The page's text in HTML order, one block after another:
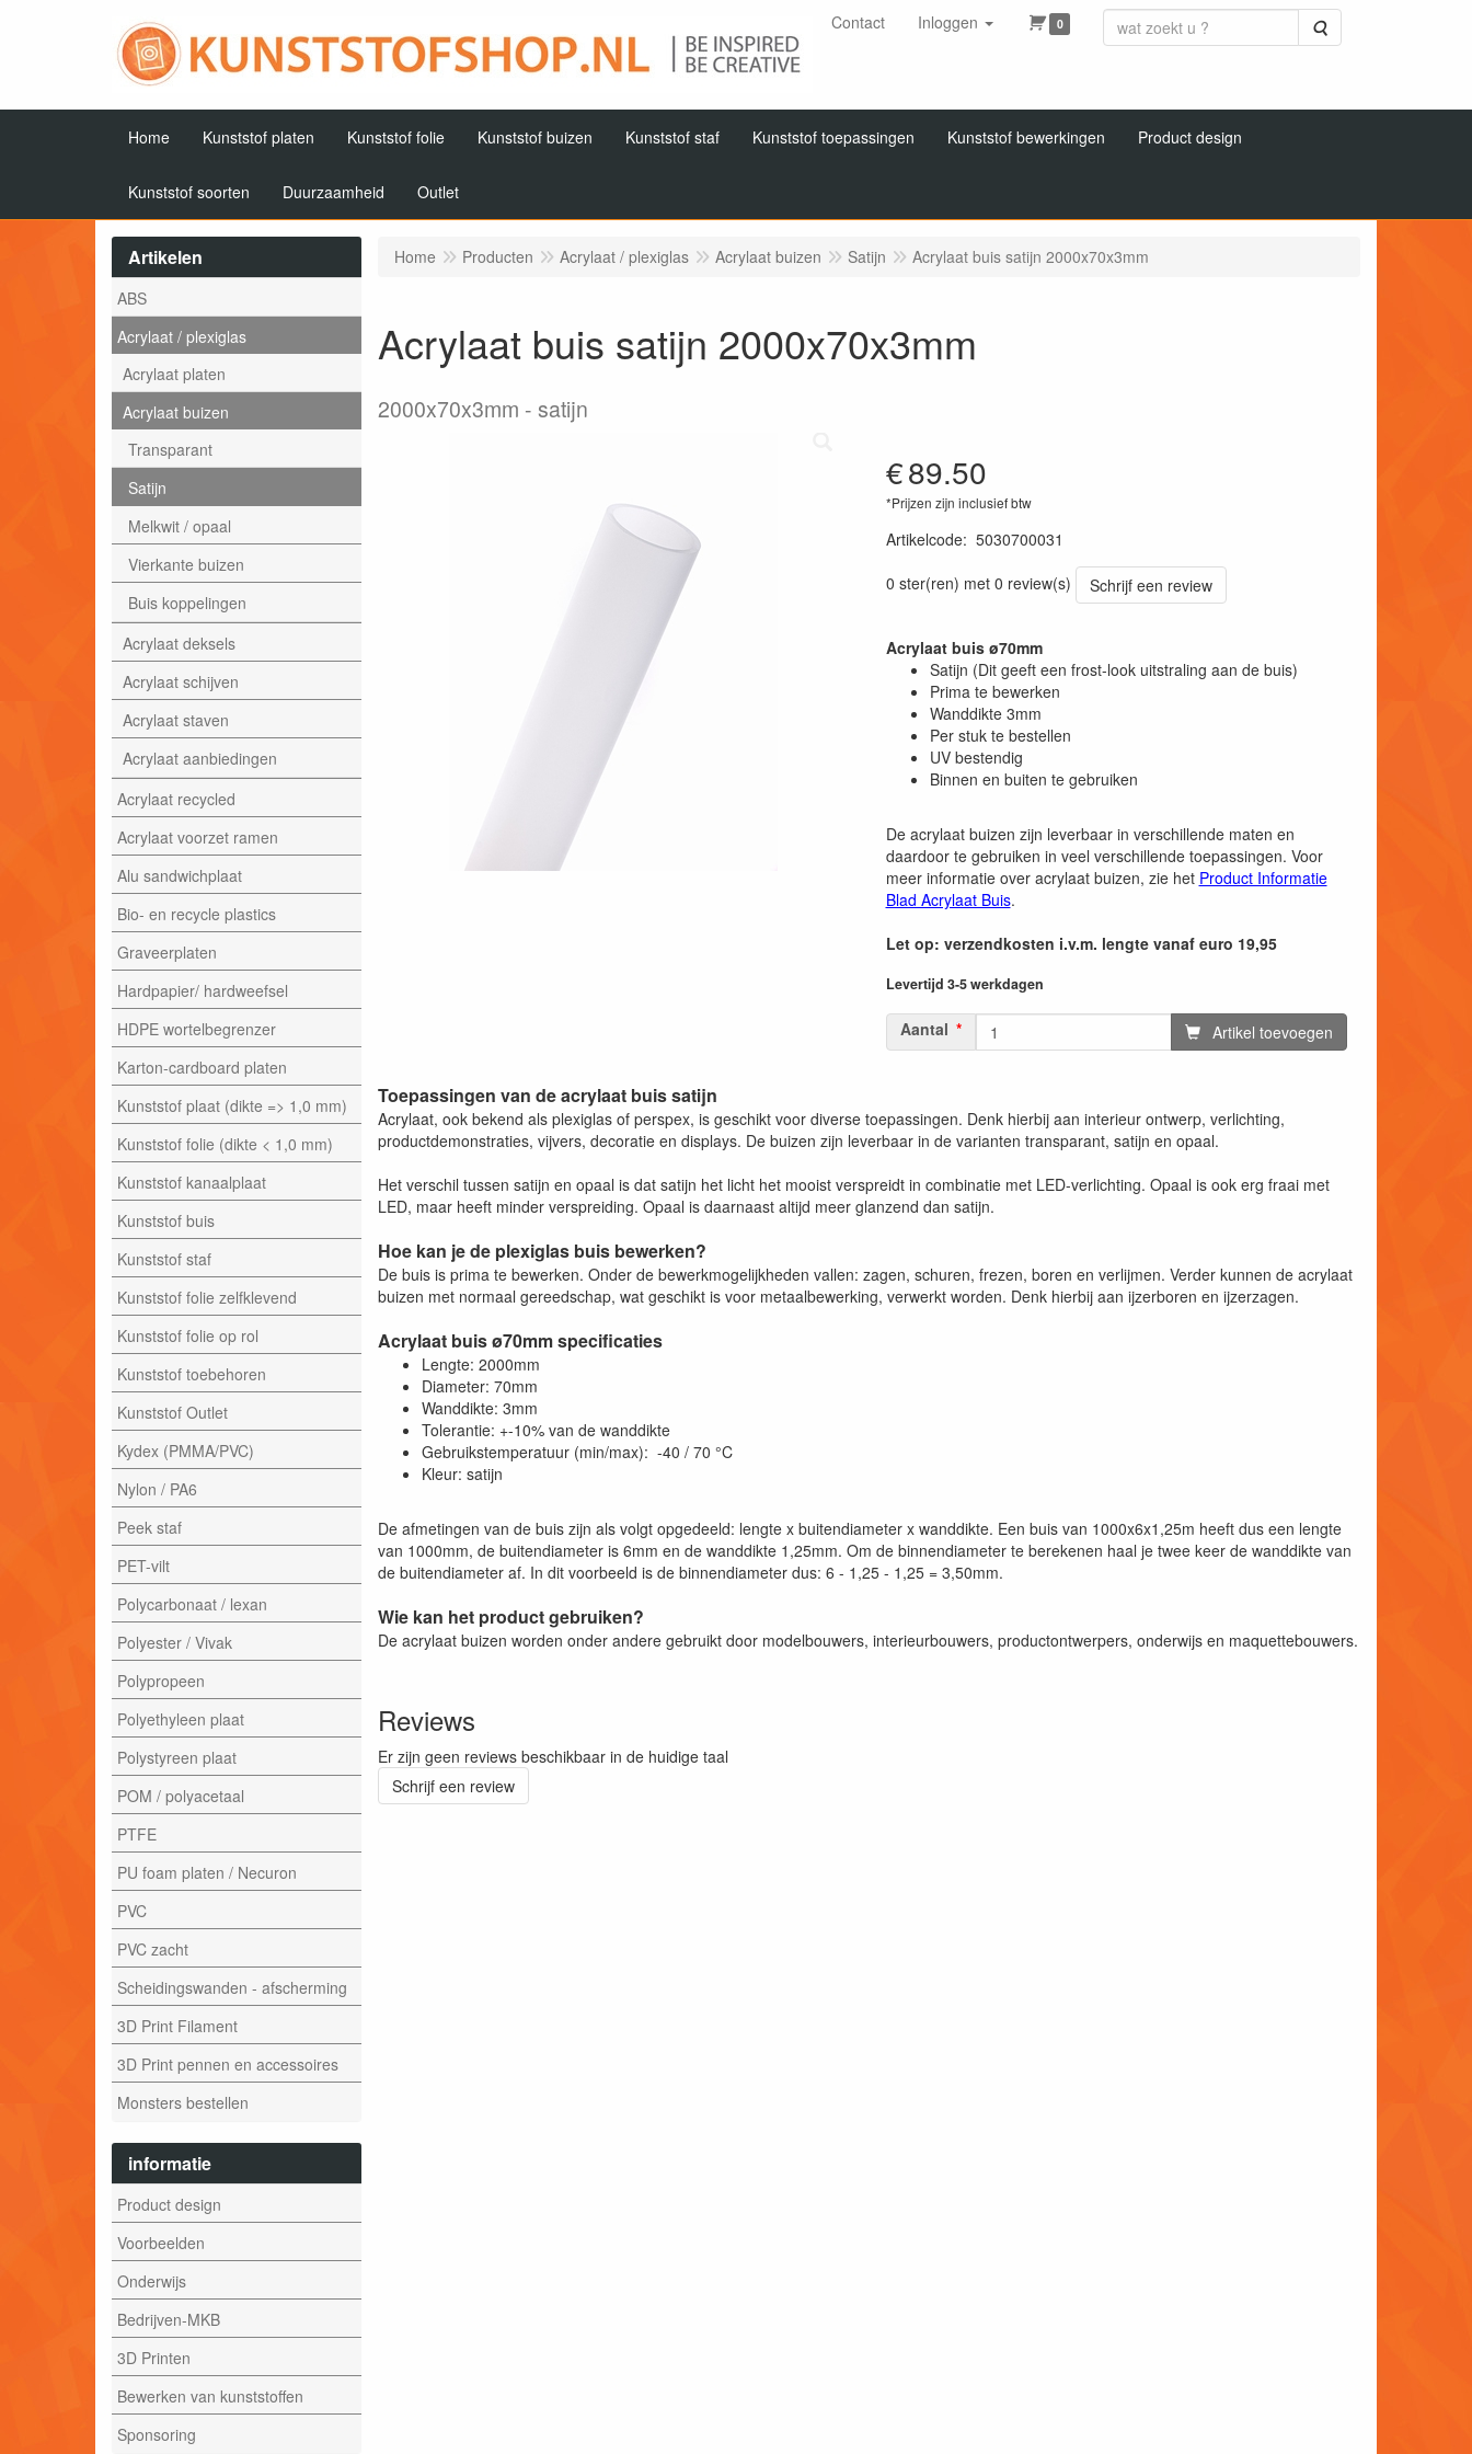
Contact Inloggen 0 Zoeken
Home Kunststof platen Kunststof folie Kunststof buizen Kunststof staf Kunststof toepassingen Kunststof bewerkingen Product design
Kunststof soorten Duurzaamheid Outlet
Artikelen
ABS
Acrylaat / plexiglas
Acrylaat platen
Acrylaat buizen
Transparant
Satijn
Melkwit / opaal
Vierkante buizen
Buis koppelingen
Acrylaat deksels
Acrylaat schijven
Acrylaat staven
Acrylaat aanbiedingen
Acrylaat recycled
Acrylaat voorzet ramen
Alu sandwichplaat
Bio- en recycle plastics
Graveerplaten
Hardpapier/ hardweefsel
HDPE wortelbegrenzer
Karton-cardboard platen
Kunststof plaat (dikte => 1,0 mm)
Kunststof folie (dikte < 1,0 mm)
Kunststof kanaalplaat
Kunststof buis
Kunststof staf
Kunststof folie zelfklevend
Kunststof folie op rol
Kunststof toebehoren
Kunststof Outlet
Kydex (PMMA/PVC)
Nylon / PA6
Peek staf
PET-vilt
Polycarbonaat / lexan
Polyester / Vivak
Polypropeen
Polyethyleen plaat
Polystyreen plaat
POM / polyacetaal
PTFE
PU foam platen / Necuron
PVC
PVC zacht
Scheidingswanden - afscherming
3D Print Filament
3D Print pennen en accessoires
Monsters bestellen
informatie
Product design
Voorbeelden
Onderwijs
Bedrijven-MKB
3D Printen
Bewerken van kunststoffen
Sponsoring
Home Producten Acrylaat / plexiglas Acrylaat buizen Satijn Acrylaat buis satijn 2000x70x3mm
Acrylaat buis satijn 2000x70x3mm
2000x70x3mm satijn
€89.50
*Prijzen zijn inclusief btw
Artikelcode: 5030700031
0 ster(ren) met 0 review(s)
Schrijf een review
Acrylaat buis ø70mm
Satijn (Dit geeft een frost-look uitstraling aan de buis)
Prima te bewerken
Wanddikte 3mm
Per stuk te bestellen
UV bestendig
Binnen en buiten te gebruiken
De acrylaat buizen zijn leverbaar in verschillende maten en
daardoor te gebruiken in veel verschillende toepassingen. Voor
meer informatie over acrylaat buizen, zie het Product Informatie
Blad Acrylaat Buis.
Let op: verzendkosten i.v.m. lengte vanaf euro 19,95
Levertijd 3-5 werkdagen
Aantal Artikel toevoegen
Toepassingen van de acrylaat buis satijn
Acrylaat, ook bekend als plexiglas of perspex, is geschikt voor diverse toepassingen. Denk hierbij aan interieur ontwerp, verlichting,
productdemonstraties, vijvers, decoratie en displays. De buizen zijn leverbaar in de varianten transparant, satijn en opaal.
Het verschil tussen satijn en opaal is dat satijn het licht het mooist verspreidt in combinatie met LED-verlichting. Opaal is ook erg fraai met
LED, maar heeft minder verspreiding. Opaal is daarnaast altijd meer glanzend dan satijn.
Hoe kan je de plexiglas buis bewerken?
De buis is prima te bewerken. Onder de bewerkmogelijkheden vallen: zagen, schuren, frezen, boren en verlijmen. Verder kunnen de acrylaat
buizen met normaal gereedschap, wat geschikt is voor metaalbewerking, verwerkt worden. Denk hierbij aan ijzerboren en ijzerzagen.
Acrylaat buis ø70mm specificaties
Lengte: 2000mm
Diameter: 70mm
Wanddikte: 3mm
Tolerantie: +-10% van de wanddikte
Gebruikstemperatuur (min/max): -40 / 70 °C
Kleur: satijn
De afmetingen van de buis zijn als volgt opgedeeld: lengte x buitendiameter x wanddikte. Een buis van 1000x6x1,25m heeft dus een lengte
van 1000mm, de buitendiameter is 6mm en de wanddikte 1,25mm. Om de binnendiameter te berekenen haal je twee keer de wanddikte van
de buitendiameter af. In dit voorbeeld is de binnendiameter dus: 6 - 1,25 - 1,25 = 3,50mm.
Wie kan het product gebruiken?
De acrylaat buizen worden onder andere gebruikt door modelbouwers, interieurbouwers, productontwerpers, onderwijs en maquettebouwers.
Reviews
Er zijn geen reviews beschikbaar in de huidige taal
Schrijf een review